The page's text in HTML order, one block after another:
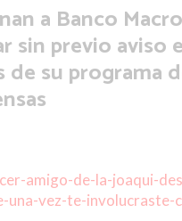
a Banco
sin previo aviso
de su programa